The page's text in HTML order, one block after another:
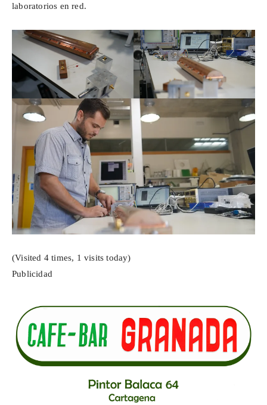
laboratorios en red.
(Visited 4 times, 1 visits today)
Publicidad